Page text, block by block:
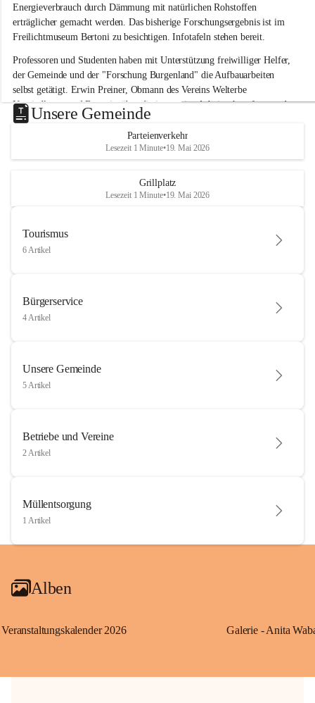
S
e
e
Energieverbrauch durch Dämmung mit natürlichen Rohstoffen
erträglicher gemacht werden. Das bisherige Forschungsergebnis ist im
Freilichtmuseum Bertoni zu besichtigen. Infotafeln stehen bereit.
Professoren und Studenten haben mit Unterstützung freiwilliger Helfer,
der Gemeinde und der "Forschung Burgenland" die Aufbauarbeiten
selbst getätigt. Erwin Preiner, Obmann des Vereins Welterbe
Neusiedlersee und Bgm. ist über die innovative Arbeit sehr erfreut und
hofft auf baldige praktische Anwendung der Forschungsergebnisse.
Gerade in Zeiten des Klimawandels ist jede technologische Innovation
wichtig!
Unsere Gemeinde
Parteienverkehr
Lesezeit 1 Minute•19. Mai 2026
Grillplatz
Lesezeit 1 Minute•19. Mai 2026
Tourismus
6 Artikel
Bürgerservice
4 Artikel
Unsere Gemeinde
5 Artikel
Betriebe und Vereine
2 Artikel
Müllentsorgung
1 Artikel
Alben
Veranstaltungskalender 2026 Galerie - Anita